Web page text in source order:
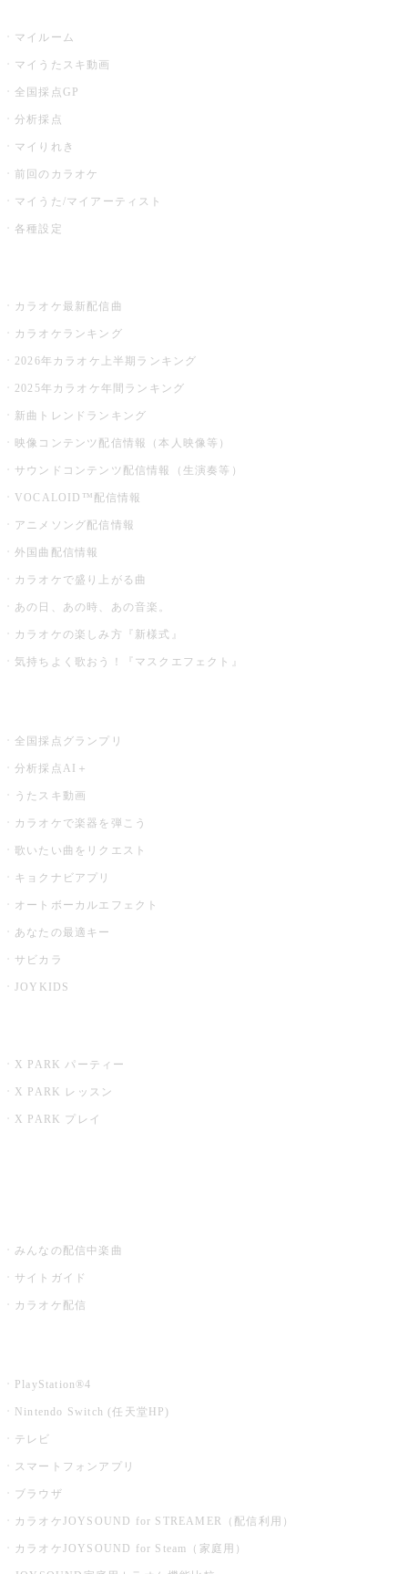
マイルーム
マイうたスキ動画
全国採点GP
分析採点
マイりれき
前回のカラオケ
マイうた/マイアーティスト
各種設定
カラオケ最新配信曲
カラオケランキング
2026年カラオケ上半期ランキング
2025年カラオケ年間ランキング
新曲トレンドランキング
映像コンテンツ配信情報（本人映像等）
サウンドコンテンツ配信情報（生演奏等）
VOCALOID™配信情報
アニメソング配信情報
外国曲配信情報
カラオケで盛り上がる曲
あの日、あの時、あの音楽。
カラオケの楽しみ方『新様式』
気持ちよく歌おう！『マスクエフェクト』
全国採点グランプリ
分析採点AI＋
うたスキ動画
カラオケで楽器を弾こう
歌いたい曲をリクエスト
キョクナビアプリ
オートボーカルエフェクト
あなたの最適キー
サビカラ
JOYKIDS
X PARK パーティー
X PARK レッスン
X PARK プレイ
みんなの配信中楽曲
サイトガイド
カラオケ配信
PlayStation®4
Nintendo Switch (任天堂HP)
テレビ
スマートフォンアプリ
ブラウザ
カラオケJOYSOUND for STREAMER（配信利用）
カラオケJOYSOUND for Steam（家庭用）